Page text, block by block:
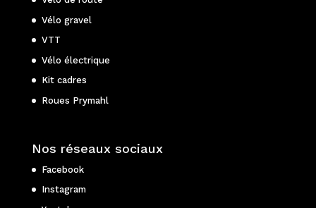
Vélo gravel
VTT
Vélo électrique
Kit cadres
Roues Prymahl
Nos réseaux sociaux
Facebook
Instagram